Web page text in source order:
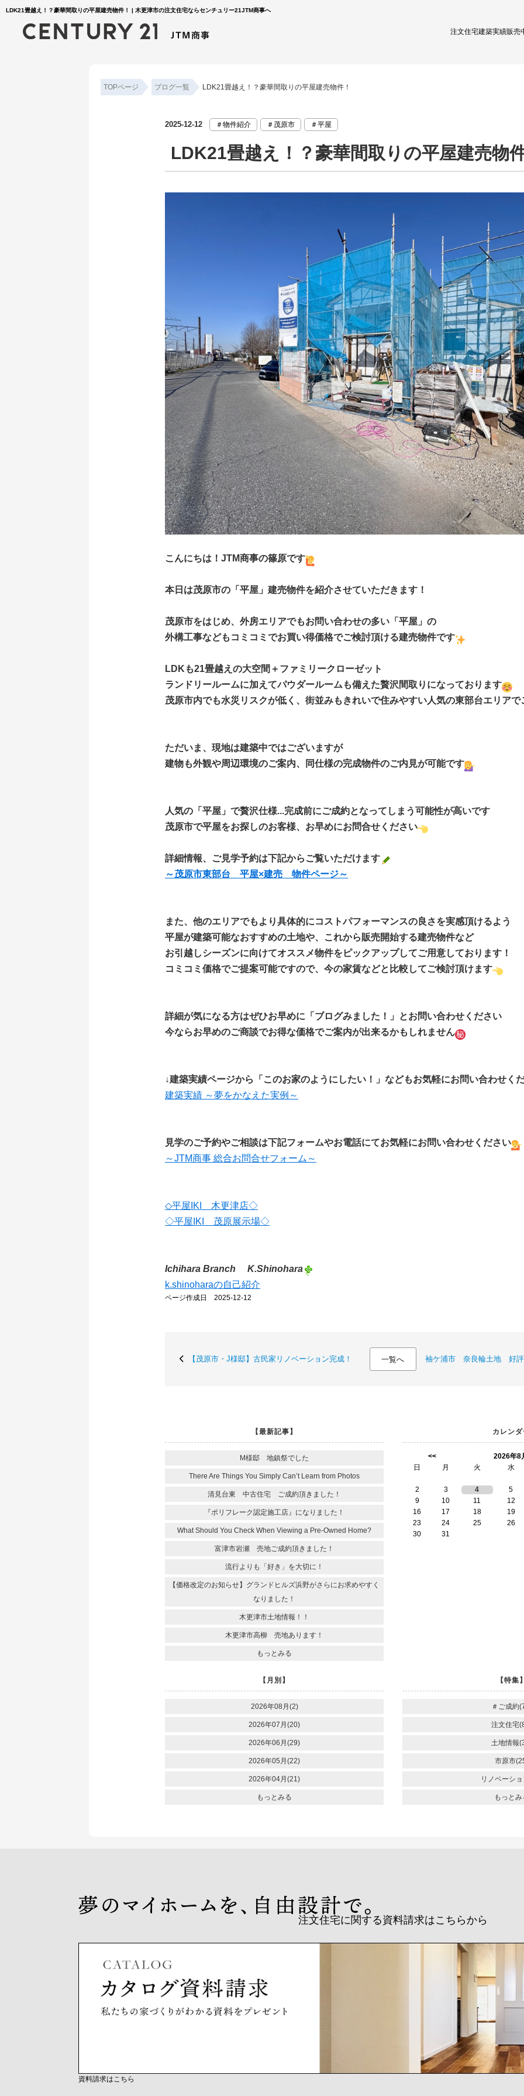
LDK21畳越え！？豪華間取りの平屋建売物件！ | 木更津市の注文住宅ならセンチュリー21JTM商事へ
注文住宅建築実績販売
TOPページ ブログ一覧 LDK21畳越え！？豪華間取りの平屋建売物件！
2025-12-12 ＃物件紹介 ＃茂原市 ＃平屋
LDK21畳越え！？豪華間取りの平屋建売物
こんにちは！JTM商事の篠原です
本日は茂原市の「平屋」建売物件を紹介させていただきます！
茂原市をはじめ、外房エリアでもお問い合わせの多い「平屋」の
外構工事などもコミコミでお買い得価格でご検討頂ける建売物件です
LDKも21畳越えの大空間＋ファミリークローゼット
ランドリールームに加えてパウダールームも備えた贅沢間取りになっております
茂原市内でも水災リスクが低く、街並みもきれいで住みやすい人気の東部台エリアで
ただいま、現地は建築中ではございますが
建物も外観や周辺環境のご案内、同仕様の完成物件のご内見が可能です
人気の「平屋」で贅沢仕様...完成前にご成約となってしまう可能性が高いです
茂原市で平屋をお探しのお客様、お早めにお問合せください
詳細情報、ご見学予約は下記からご覧いただけます
～茂原市東部台 平屋×建売 物件ページ～
また、他のエリアでもより具体的にコストパフォーマンスの良さを実感頂けるよう
平屋が建築可能なおすすめの土地や、これから販売開始する建売物件など
お引越しシーズンに向けてオススメ物件をピックアップしてご用意しております！
コミコミ価格でご提案可能ですので、今の家賃などと比較してご検討頂けます
詳細が気になる方はぜひお早めに「ブログみました！」とお問い合わせください
今ならお早めのご商談でお得な価格でご案内が出来るかもしれません
↓建築実績ページから「このお家のようにしたい！」などもお気軽にお問い合わせく
建築実績 ～夢をかなえた実例～
見学のご予約やご相談は下記フォームやお電話にてお気軽にお問い合わせください
～JTM商事 総合お問合せフォーム～
◇平屋IKI 木更津店◇
◇平屋IKI 茂原展示場◇
Ichihara Branch K.Shinohara
k.shinoharaの自己紹介
ページ作成日 2025-12-12
【茂原市・J様邸】古民家リノベーション完成！ 一覧へ 袖ケ浦市 奈良輪土地 好評
【最新記事】
M様邸 地鎮祭でした
There Are Things You Simply Can’t Learn from Photos
清見台東 中古住宅 ご成約頂きました！
『ポリフレーク認定施工店』になりました！
What Should You Check When Viewing a Pre-Owned Home?
富津市岩瀬 売地ご成約頂きました！
流行よりも「好き」を大切に！
【価格改定のお知らせ】グランドヒルズ浜野がさらにお求めやすく
なりました！
木更津市土地情報！！
木更津市高柳 売地あります！
もっとみる
カレン
<<
2026年8
日
月 火 水
2 3 4
5
9
10 11
12
16
17 18
19
23
24 25
26
30
31
【月別】
2026年08月(2)
2026年07月(20)
2026年06月(29)
2026年05月(22)
2026年04月(21)
もっとみる
【特集
＃ご成約
注文住宅
土地情報
市原市
リノベーシ
もっとみ
注文住宅に関する資料請求はこちらから
資料請求はこちら